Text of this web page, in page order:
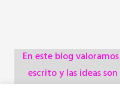
En este blog
escrito y las ideas